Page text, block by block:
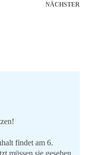
NÄCHSTER
findet am 6.
müssen sie gesehen,